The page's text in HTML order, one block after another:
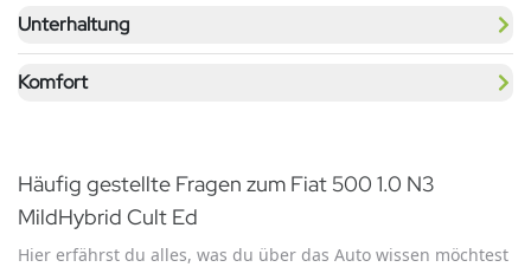
Unterhaltung
Komfort
Häufig gestellte Fragen zum Fiat 500 1.0 N3
MildHybrid Cult Ed
Hier erfährst du alles, was du über das Auto wissen möchtest